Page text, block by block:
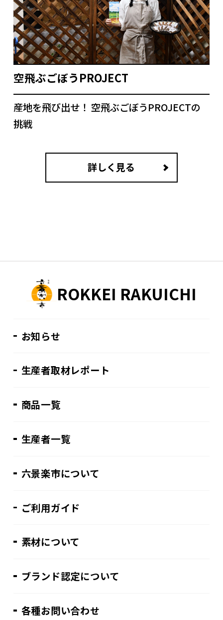
空飛ぶごぼうPROJECT
産地を飛び出せ！ 空飛ぶごぼうPROJECTの
挑戦
詳しく見る
ROKKEI RAKUICHI
お知らせ
生産者取材レポート
商品一覧
生産者一覧
六景楽市について
ご利用ガイド
素材について
ブランド認定について
各種お問い合わせ